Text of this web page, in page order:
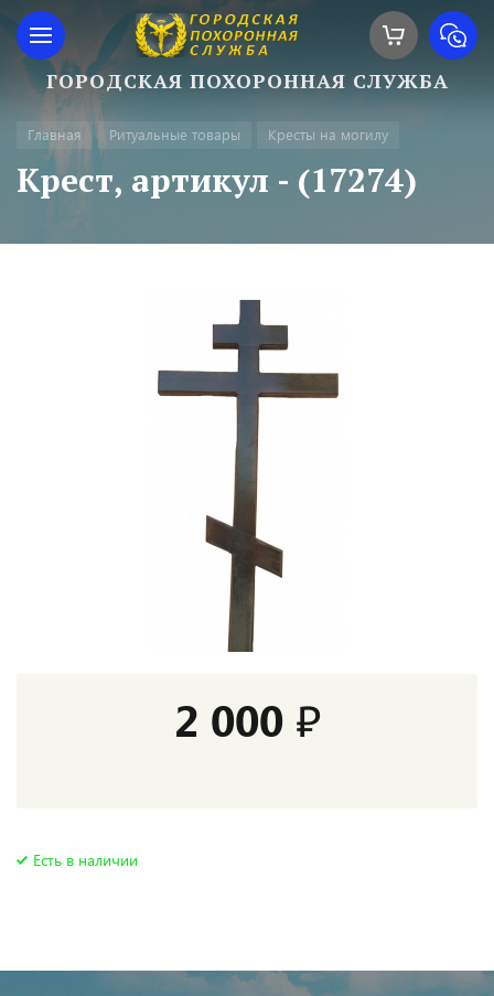
ГОРОДСКАЯ ПОХОРОННАЯ СЛУЖБА
Главная Ритуальные товары Кресты на могилу
Крест, артикул - (17274)
Есть в наличии
2 000 ₽